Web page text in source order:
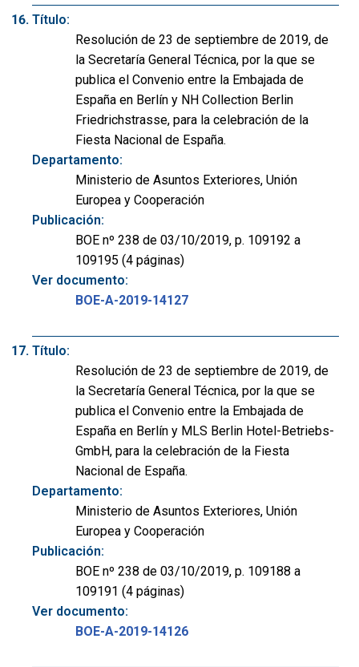
Título:
Resolución de 23 de septiembre de 2019, de
la Secretaría General Técnica, por la que se
publica el Convenio entre la Embajada de
España en Berlín y NH Collection Berlin
Friedrichstrasse, para la celebración de la
Fiesta Nacional de España.
Departamento:
Ministerio de Asuntos Exteriores, Unión
Europea y Cooperación
Publicación:
BOE nº 238 de 03/10/2019, p. 109192 a
109195 (4 páginas)
Ver documento:
BOE-A-2019-14127
Título:
Resolución de 23 de septiembre de 2019, de
la Secretaría General Técnica, por la que se
publica el Convenio entre la Embajada de
España en Berlín y MLS Berlin Hotel-Betriebs-
GmbH, para la celebración de la Fiesta
Nacional de España.
Departamento:
Ministerio de Asuntos Exteriores, Unión
Europea y Cooperación
Publicación:
BOE nº 238 de 03/10/2019, p. 109188 a
109191 (4 páginas)
Ver documento:
BOE-A-2019-14126